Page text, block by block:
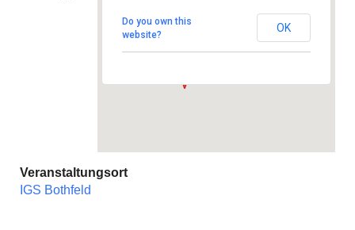
Hintzehof 9 - Hannover
Veranstaltungen
Do you own this
website?
OK
Veranstaltungsort
IGS Bothfeld